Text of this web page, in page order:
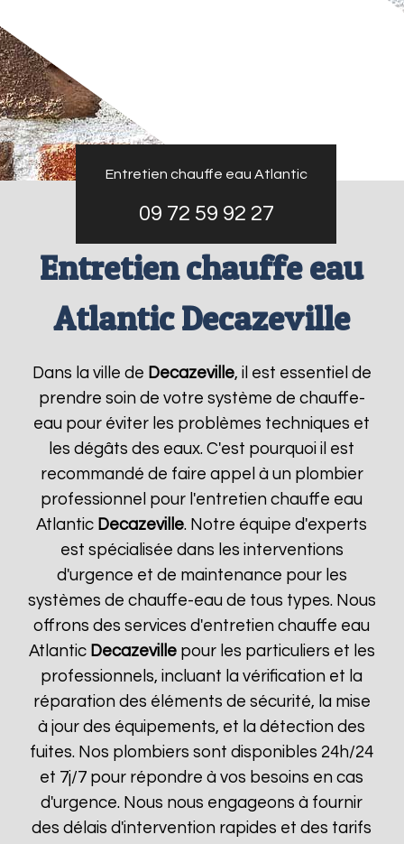
Entretien chauffe eau Atlantic
09 72 59 92 27
Entretien chauffe eau
Atlantic Decazeville
Dans la ville de Decazeville, il est essentiel de
prendre soin de votre système de chauffe-
eau pour éviter les problèmes techniques et
les dégâts des eaux. C'est pourquoi il est
recommandé de faire appel à un plombier
professionnel pour l'entretien chauffe eau
Atlantic Decazeville. Notre équipe d'experts
est spécialisée dans les interventions
d'urgence et de maintenance pour les
systèmes de chauffe-eau de tous types. Nous
offrons des services d'entretien chauffe eau
Atlantic Decazevillepour les particuliers et les
professionnels, incluant la vérification et la
réparation des éléments de sécurité, la mise
à jour des équipements, et la détection des
fuites. Nos plombiers sont disponibles 24h/24
et 7j/7 pour répondre à vos besoins en cas
d'urgence. Nous nous engageons à fournir
des délais d'intervention rapides et des tarifs